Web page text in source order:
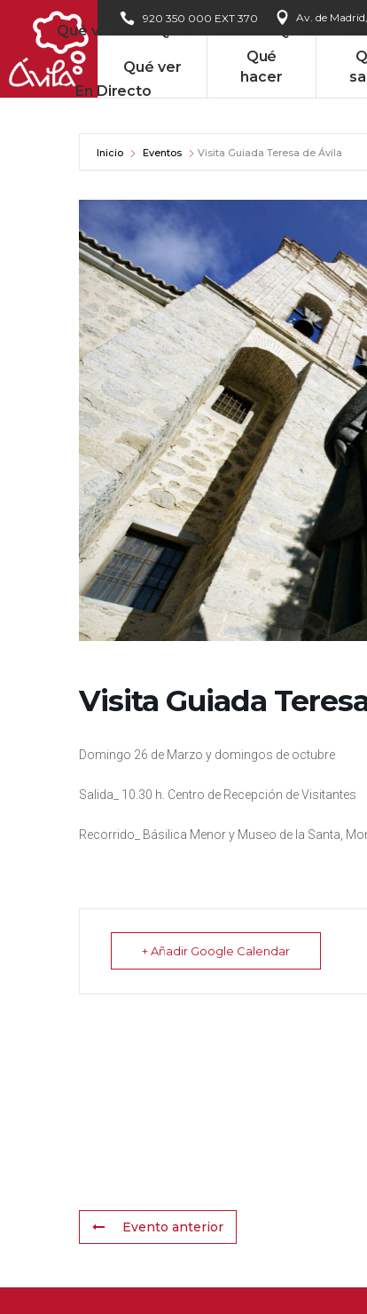
920 350 000 EXT 370 Av. de
Qué ver
Qué
hacer
Qué ver Qué saber
En Directo
Inicio Eventos Visita Guiada Teresa de Ávila
Visita Guiada
Domingo 26 de Marzo y domingos de octubre
Salida_ 10.30 h. Centro de Recepción de Visitantes
Recorrido_ Básilica Menor y Museo de la Santa,
+ Añadir Google Calendar
Evento anterior